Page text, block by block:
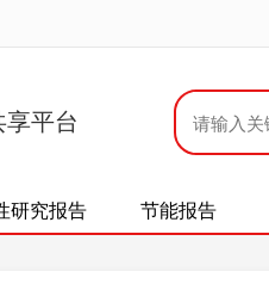
享平台
研究报告 节能报告